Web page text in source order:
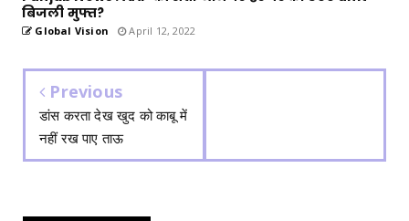
बिजली मुफ्त?
Global Vision April 12, 2022
Previous
डांस करता देख खुद को काबू में
नहीं रख पाए ताऊ